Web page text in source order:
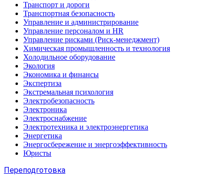
Транспорт и дороги
Транспортная безопасность
Управление и администрирование
Управление персоналом и HR
Управление рисками (Риск-менеджмент)
Химическая промышленность и технология
Холодильное оборудование
Экология
Экономика и финансы
Экспертиза
Экстремальная психология
Электробезопасность
Электроника
Электроснабжение
Электротехника и электроэнергетика
Энергетика
Энергосбережение и энергоэффективность
Юристы
Переподготовка